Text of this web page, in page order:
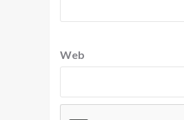
Web